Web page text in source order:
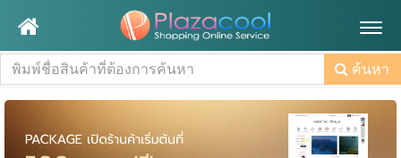
ค้นหา